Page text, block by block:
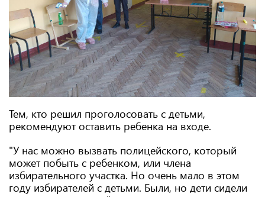
Тем, кто решил проголосовать с детьми,
рекомендуют оставить ребенка на входе.
"У нас можно вызвать полицейского, который
может побыть с ребенком, или члена
избирательного участка. Но очень мало в этом
году избирателей с детьми. Были, но дети сидели